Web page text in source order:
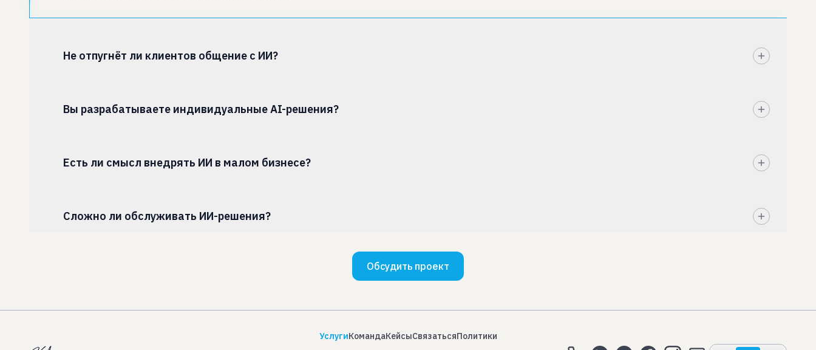
Не отпугнёт ли клиентов общение с ИИ?
Вы разрабатываете индивидуальные AI-решения?
Есть ли смысл внедрять ИИ в малом бизнесе?
Сложно ли обслуживать ИИ-решения?
Обсудить проект
УслугиКомандаКейсыСвязатьсяПолитики